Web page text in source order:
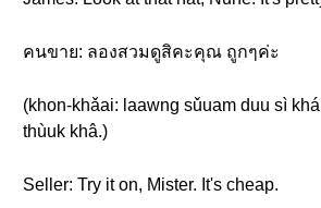
คนขาย: ลองสวมดูสิคะคุณ ถูกๆค่ะ
(khon-khǎai: laawng sǔuam duu sì
thùuk khâ.)
Seller: Try it on, Mister. It's cheap.